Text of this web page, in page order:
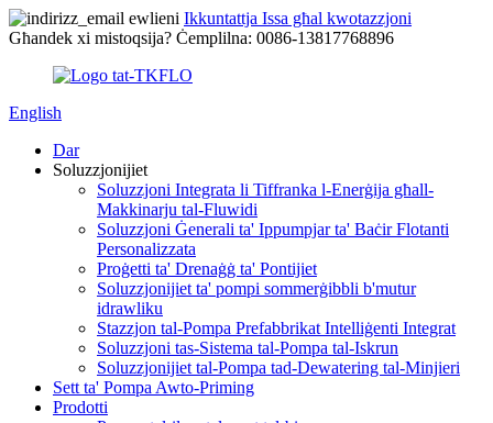
Ikkuntattja Issa għal kwotazzjoni
Għandek xi mistoqsija? Ċemplilna: 0086-13817768896
English
Dar
Soluzzjonijiet
Soluzzjoni Integrata li Tiffranka l-Enerġija għall-
Makkinarju tal-Fluwidi
Soluzzjoni Ġenerali ta' Ippumpjar ta' Baċir Flotanti
Personalizzata
Proġetti ta' Drenaġġ ta' Pontijiet
Soluzzjonijiet ta' pompi sommerġibbli b'mutur
idrawliku
Stazzjon tal-Pompa Prefabbrikat Intelliġenti Integrat
Soluzzjoni tas-Sistema tal-Pompa tal-Iskrun
Soluzzjonijiet tal-Pompa tad-Dewatering tal-Minjieri
Sett ta' Pompa Awto-Priming
Prodotti